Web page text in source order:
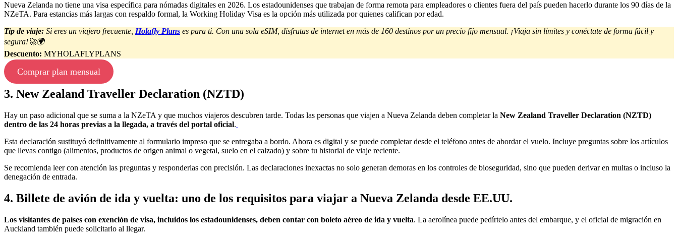
Nueva Zelanda no tiene una visa específica para nómadas digitales en 2026. Los estadounidenses que trabajan de forma remota para empleadores o clientes fuera del país pueden hacerlo durante los 90 días de la
NZeTA. Para estancias más largas con respaldo formal, la Working Holiday Visa es la opción más utilizada por quienes califican por edad.
Tip de viaje: Si eres un viajero frecuente, Holafly Plans es para ti. Con una sola eSIM, disfrutas de internet en más de 160 destinos por un precio fijo mensual. ¡Viaja sin límites y conéctate de forma fácil y
segura!🚀🌍
Descuento: MYHOLAFLYPLANS
Comprar plan mensual
3. New Zealand Traveller Declaration (NZTD)
Hay un paso adicional que se suma a la NZeTA y que muchos viajeros descubren tarde. Todas las personas que viajen a Nueva Zelanda deben completar la New Zealand Traveller Declaration (NZTD)
dentro de las 24 horas previas a la llegada, a través del portal oficial.
Esta declaración sustituyó definitivamente al formulario impreso que se entregaba a bordo. Ahora es digital y se puede completar desde el teléfono antes de abordar el vuelo. Incluye preguntas sobre los artículos
que llevas contigo (alimentos, productos de origen animal o vegetal, suelo en el calzado) y sobre tu historial de viaje reciente.
Se recomienda leer con atención las preguntas y responderlas con precisión. Las declaraciones inexactas no solo generan demoras en los controles de bioseguridad, sino que pueden derivar en multas o incluso la
denegación de entrada.
4. Billete de avión de ida y vuelta: uno de los requisitos para viajar a Nueva Zelanda desde EE.UU.
Los visitantes de países con exención de visa, incluidos los estadounidenses, deben contar con boleto aéreo de ida y vuelta. La aerolínea puede pedírtelo antes del embarque, y el oficial de migración en
Auckland también puede solicitarlo al llegar.